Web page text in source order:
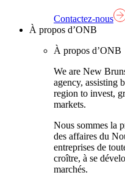
Contactez-nous
À propos d’ONB
À propos d’ONB
We are New
agency, assisting
region to invest,
markets.
Nous sommes la
des affaires du
entreprises de
croître, à se
marchés.